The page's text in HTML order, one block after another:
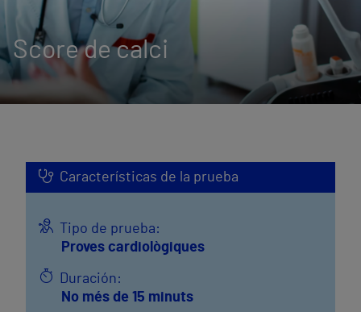
Score de calci
Características de la prueba
Tipo de prueba:
Proves cardiològiques
Duración:
No més de 15 minuts